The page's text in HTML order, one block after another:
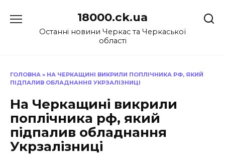
до
18000.ck.ua
Останні новини Черкас та Черкаської
області
ГОЛОВНА » НА ЧЕРКАЩИНІ ВИКРИЛИ ПОПЛІЧНИКА РФ, ЯКИЙ
ПІДПАЛИВ ОБЛАДНАННЯ УКРЗАЛІЗНИЦІ
На Черкащині викрили
поплічника рф, який
підпалив обладнання
Укрзалізниці